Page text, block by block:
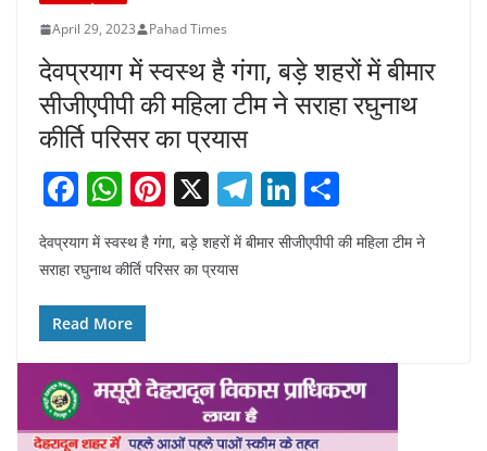
April 29, 2023 Pahad Times
देवप्रयाग में स्वस्थ है गंगा, बड़े शहरों में बीमार
सीजीएपीपी की महिला टीम ने सराहा रघुनाथ
कीर्ति परिसर का प्रयास
F
a
c
e
b
o
o
k
W
h
at
s
A
p
p
Pi
nt
er
X T
el
e
m
Li
n
k
n
h
ar
देवप्रयाग में स्वस्थ है गंगा, बड़े शहरों में बीमार सीजीएपीपी की महिला टीम ने
सराहा रघुनाथ कीर्ति परिसर का प्रयास
Read More